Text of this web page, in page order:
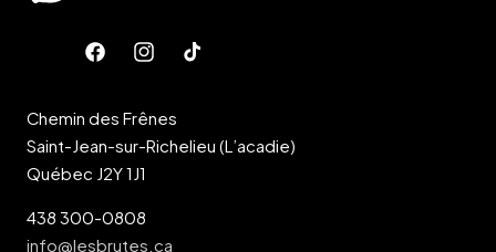
FacebookInstagram
Tik
Chemin des Frênes
Saint-Jean-sur-Richelieu (L’acadie)
Québec J2Y 1J1
438 300-0808
info@lesbrutes.ca